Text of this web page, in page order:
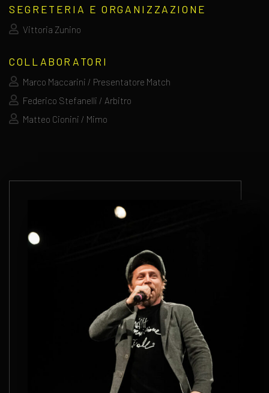
SEGRETERIA E ORGANIZZAZIONE
Vittoria Zunino
COLLABORATORI
Marco Maccarini / Presentatore Match
Federico Stefanelli / Arbitro
Matteo Cionini / Mimo